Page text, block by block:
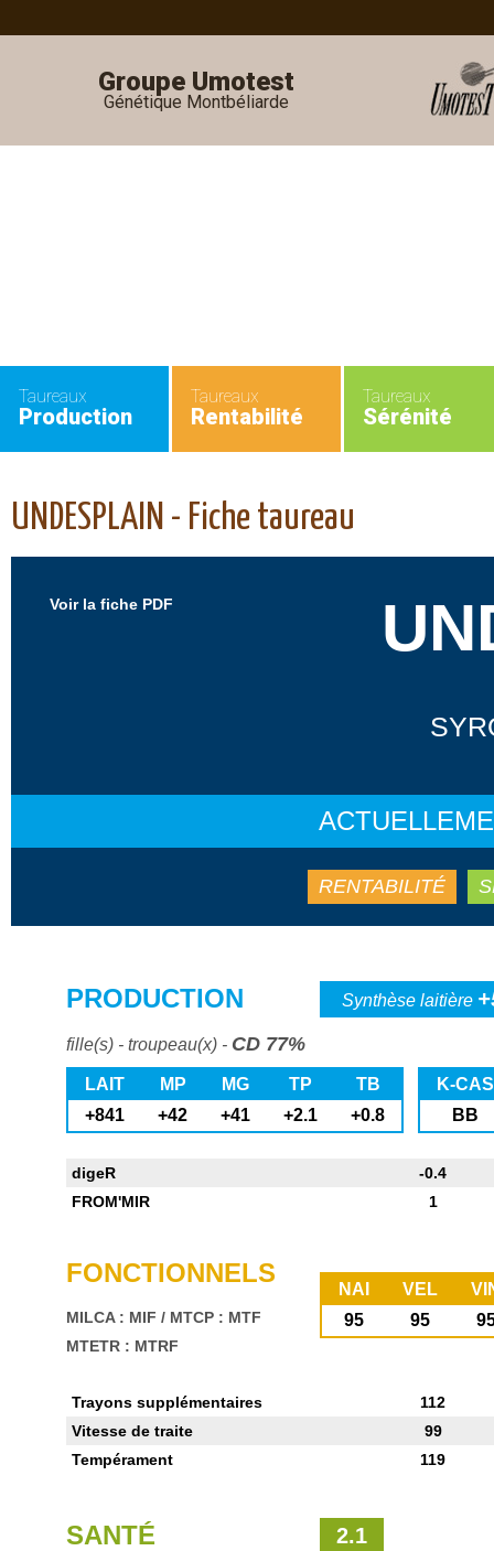
Groupe Umotest
Génétique Montbéliarde
Taureaux
Production
Taureaux
Rentabilité
Taureaux
Sérénité
UNDESPLAIN - Fiche taureau
Voir la fiche PDF
RENTABILITÉ
PRODUCTION Synthèse laitière
fille(s) - troupeau(x) - CD 77%
LAIT MP MG TP
TB
+841
+42 +41 +2.1 +0.8
K-CAS
BB
digeR
-0.4
FROM'MIR
1
FONCTIONNELS
MILCA : MIF / MTCP : MTF
MTETR : MTRF
NAI VEL
95
95
Trayons supplémentaires
112
Vitesse de traite
99
Tempérament
119
SANTÉ 2.1